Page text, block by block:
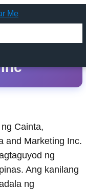
and
Cainta,
and Marketing Inc.
ng
Ang kanilang
ng